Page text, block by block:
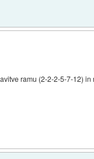
ramu (2-2-2-5-7-12)